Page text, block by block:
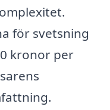
för svetsning
kronor per